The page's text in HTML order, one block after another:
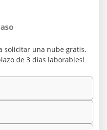
solicitar una nube gratis.
de 3 días laborables!